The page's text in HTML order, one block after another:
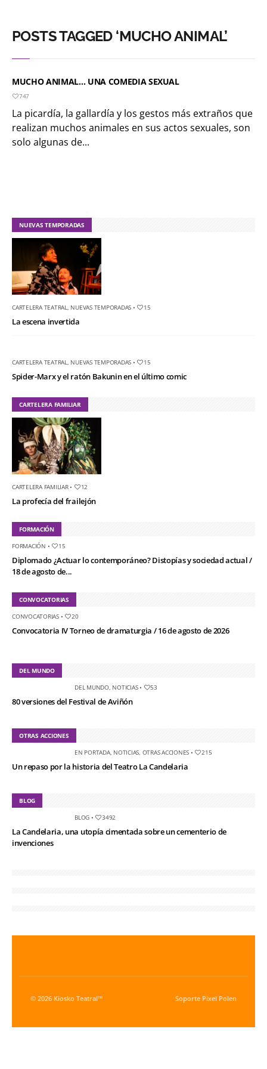
POSTS TAGGED ‘MUCHO ANIMAL’
MUCHO ANIMAL… UNA COMEDIA SEXUAL
747
La picardía, la gallardía y los gestos más extraños que
realizan muchos animales en sus actos sexuales, son
solo algunas de...
NUEVAS TEMPORADAS
CARTELERA TEATRAL NUEVAS TEMPORADAS • 15
La escena invertida
CARTELERA TEATRAL NUEVAS TEMPORADAS • 15
Spider-Marx y el ratón Bakunin en el último comic
CARTELERA FAMILIAR
CARTELERA FAMILIAR• 12
La profecía del frailejón
FORMACIÓN
FORMACIÓN • 15
Diplomado ¿Actuar lo contemporáneo? Distopías y sociedad actual /
18 de agosto de...
CONVOCATORIAS
CONVOCATORIAS• 20
Convocatoria IV Torneo de dramaturgia / 16 de agosto de 2026
DEL MUNDO
DEL MUNDO, NOTICIAS• 53
80 versiones del Festival de Aviñón
OTRAS ACCIONES
EN PORTADA, NOTICIAS OTRAS ACCIONES • 215
Un repaso por la historia del Teatro La Candelaria
BLOG
BLOG • 3492
La Candelaria, una utopía cimentada sobre un cementerio de
invenciones
© 2026 Kiosko Teatral™ Soporte Pixel Polen